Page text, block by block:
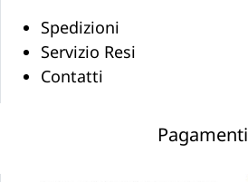
Spedizioni
Servizio Resi
Contatti
Pagamenti